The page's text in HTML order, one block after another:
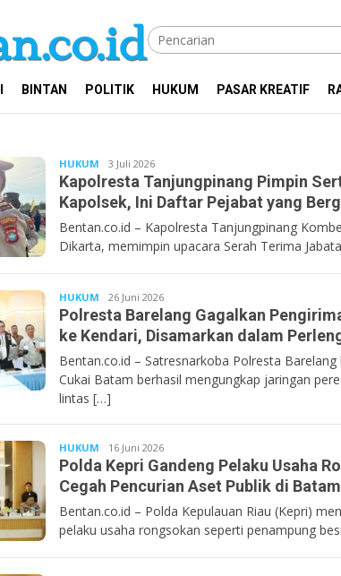
BINTAN POLITIK HUKUM PASAR KREATIF
HUKUM Bentancoid
3 Juli 2026
Kapolresta Tanjungpinang Pimpin
Kapolsek, Ini Daftar Pejabat yang
Bentan.co.id – Kapolresta Tanjungpinang
Dikarta, memimpin upacara Serah Terima
HUKUM Bentancoid
26 Juni 2026
Polresta Barelang Gagalkan
ke Kendari, Disamarkan dalam
Bentan.co.id – Satresnarkoba Polresta
Cukai Batam berhasil mengungkap jaringan
lintas […]
HUKUM Bentancoid
16 Juni 2026
Polda Kepri Gandeng Pelaku Usaha
Cegah Pencurian Aset Publik di Batam
Bentan.co.id – Polda Kepulauan Riau (Kepri)
pelaku usaha rongsokan seperti penampung